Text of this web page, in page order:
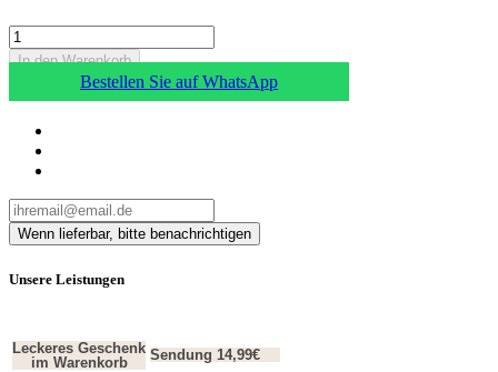
In den Warenkorb
Bestellen Sie auf WhatsApp
Unsere Leistungen
Leckeres Geschenk
im Warenkorb
Sendung 14,99€